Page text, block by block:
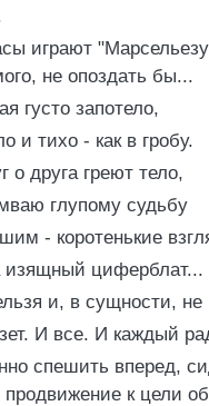
играют
не опоздать бы...
густо запотело,
и тихо - как в гробу.
о друга греют тело,
глупому судьбу
- коротенькие
изящный циферблат...
и, в сущности, не
И все. И каждый
спешить вперед,
продвижение к цели